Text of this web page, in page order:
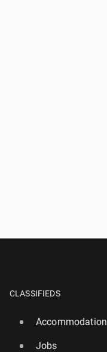
CLASSIFIEDS
Accommodation
Jobs